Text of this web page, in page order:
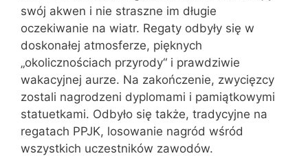
swój akwen i nie straszne im długie
oczekiwanie na wiatr. Regaty odbyły się w
doskonałej atmosferze, pięknych
„okolicznościach przyrody“ i prawdziwie
wakacyjnej aurze. Na zakończenie, zwycięzcy
zostali nagrodzeni dyplomami i pamiątkowymi
statuetkami. Odbyło się także, tradycyjne na
regatach PPJK, losowanie nagród wśród
wszystkich uczestników zawodów.